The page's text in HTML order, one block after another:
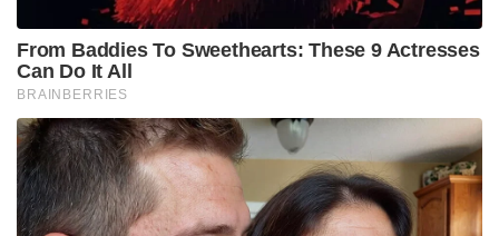
സ്‌ഫോടനങ്ങളോ വലിയ ഭീകര മൊഡ്യൂളുകളോ
സ്ഥാപിക്കാനല്ല ഇവർ പദ്ധതിയിടുന്നത്. മറിച്ച്,
ഓൺലൈൻ വഴി യുവാക്കളുടെ മനസ്സ് മലിനമാക്കി
അവരെ തീവ്രവാദികളാക്കി മാറ്റുകയും, അതുവഴി
പ്രധാനപ്പെട്ട വ്യക്തികളെ ഒറ്റയ്ക്കൊറ്റയ്ക്ക് ആക്രമിച്ചു
കൊലപ്പെടുത്തുന്ന രീതി നടപ്പിലാക്കാനുമാണ് ഇവർ
ശ്രമിക്കുന്നത്. ഇതിനായി ഒസാമ ബിൻ ലാദന്റെ ഭീകര
പ്രത്യയശാസ്ത്രങ്ങളും അൽ-ഖ്വൊയ്ദയുടെ